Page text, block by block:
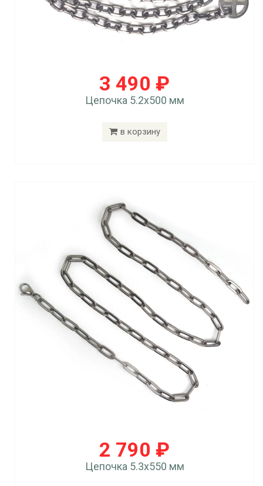
3 490 ₽
Цепочка 5.2x500 мм
в корзину
2 790 ₽
Цепочка 5.3x550 мм